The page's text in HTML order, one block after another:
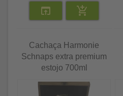
Cachaça Harmonie
Schnaps extra premium
estojo 700ml